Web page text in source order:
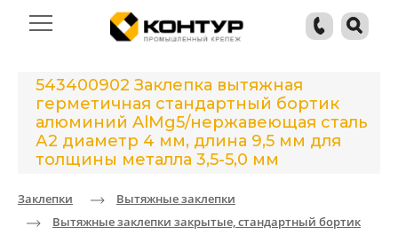
543400902 Заклепка вытяжная
герметичная стандартный бортик
алюминий AlMg5/нержавеющая сталь
А2 диаметр 4 мм, длина 9,5 мм для
толщины металла 3,5-5,0 мм
Заклепки
Вытяжные заклепки
Вытяжные заклепки закрытые, стандартный бортик